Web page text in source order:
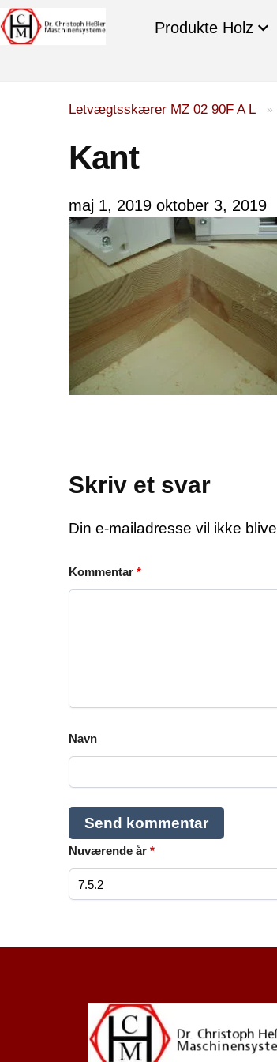
Produkte Holz
Letvægtsskærer MZ 02 90F A L »
Kant
maj 1, 2019 oktober 3, 2019
Skriv et svar
Din e-mailadresse vil ikke
Kommentar *
Navn
Nuværende år *
Dutch